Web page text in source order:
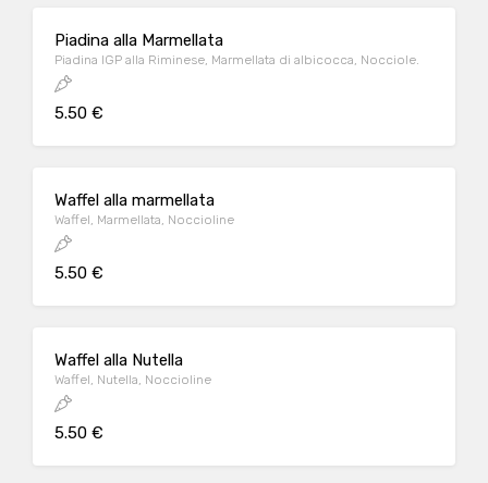
Piadina alla Marmellata
Piadina IGP alla Riminese, Marmellata di albicocca, Nocciole.
5.50 €
Waffel alla marmellata
Waffel, Marmellata, Noccioline
5.50 €
Waffel alla Nutella
Waffel, Nutella, Noccioline
5.50 €